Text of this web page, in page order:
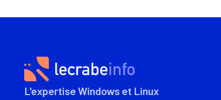
L'expertise Windows et Linux